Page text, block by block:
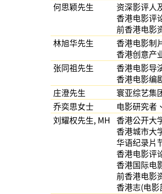
何思颖先生
资深影评人
香港电影评
前香港电影
林旭华先生
香港电影制
香港创意产
张同祖先生
香港电影导
香港电影编
庄澄先生
寰亚综艺集
乔奕思女士
电影研究者
刘耀权先生, MH 香港公开大
香港城市大
华语纪录片
香港电影评
香港国际电
前香港电影
香港志(电影